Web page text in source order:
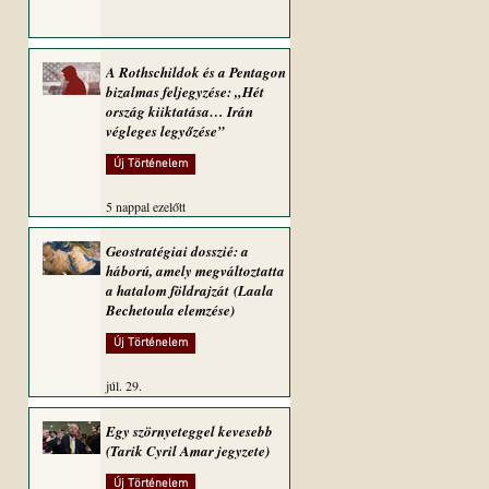
A Rothschildok és a Pentagon
bizalmas feljegyzése: „Hét
ország kiiktatása… Irán
végleges legyőzése”
Új Történelem
5 nappal ezelőtt
Geostratégiai dosszié: a
háború, amely megváltoztatta
a hatalom földrajzát (Laala
Bechetoula elemzése)
Új Történelem
júl. 29.
Egy szörnyeteggel kevesebb
(Tarik Cyril Amar jegyzete)
Új Történelem